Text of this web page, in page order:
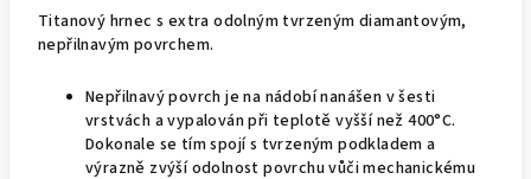
Titanový hrnec s extra odolným tvrzeným diamantovým,
nepřilnavým povrchem.
Nepřilnavý povrch je na nádobí nanášen v šesti
vrstvách a vypalován při teplotě vyšší než 400°C.
Dokonale se tím spojí s tvrzeným podkladem a
výrazně zvýší odolnost povrchu vůči mechanickému